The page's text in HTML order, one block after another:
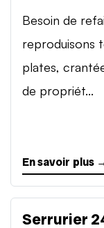
Besoin de
reproduisons
plates,
de propriét...
En savoir plus
Serrurier